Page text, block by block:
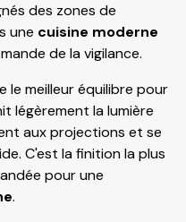
des zones de
une cuisine moderne
de la vigilance.
le meilleur équilibre pour
légèrement la lumière
aux projections et se
C'est la finition la plus
pour une
.